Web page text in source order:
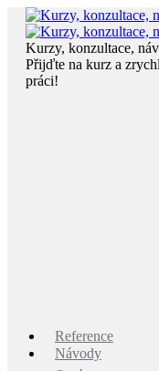
Skip
content
Kurzy, konzultace,
Přijďte na kurz a
práci!
Reference
Návody